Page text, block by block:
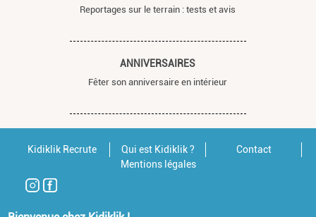
Reportages sur le terrain : tests et avis
ANNIVERSAIRES
Fêter son anniversaire en intérieur
Kidiklik Recrute Qui est Kidiklik ?
Contact
Mentions légales